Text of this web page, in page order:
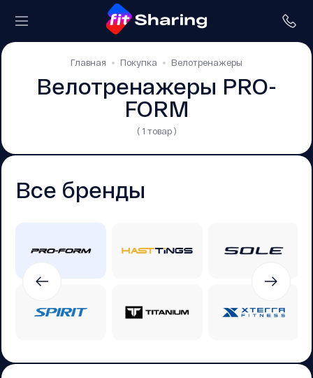
Главная Покупка Велотренажеры
Велотренажеры PRO-
FORM
( 1 товар )
Все бренды